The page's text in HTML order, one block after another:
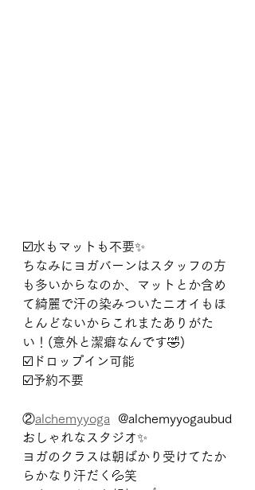
☑️水もマットも不要✨
ちなみにヨガバーンはスタッフの方
も多いからなのか、マットとか含め
て綺麗で汗の染みついたニオイもほ
とんどないからこれまたありがた
い！(意外と潔癖なんです🤣)
☑️ドロップイン可能
☑️予約不要
②alchemyyoga @alchemyyogaubud
おしゃれなスタジオ✨
ヨガのクラスは朝ばかり受けてたか
らかなり汗だく💦笑